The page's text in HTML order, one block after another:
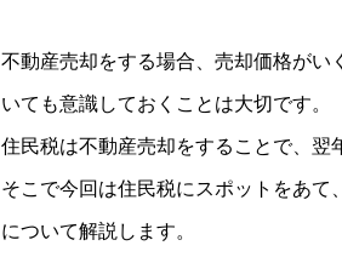
不動産売却をする場合、売却価格が
いても意識しておくことは大切です。
住民税は不動産売却をすることで、翌
そこで今回は住民税にスポットをあ
について解説します。